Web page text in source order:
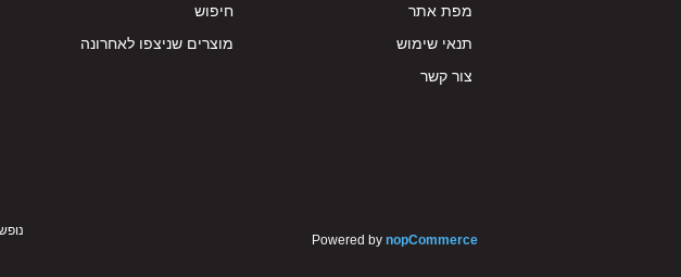
מפת אתר
תנאי שימוש
צור קשר
חיפוש
מוצרים שניצפו לאחרונה
Powered by nopCommerce